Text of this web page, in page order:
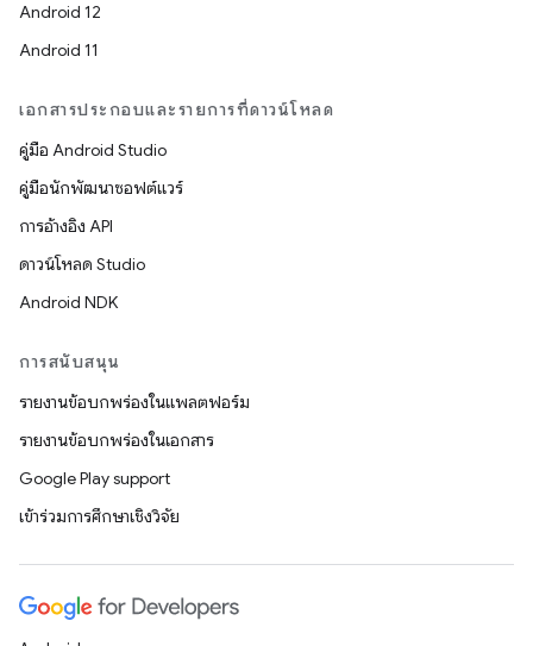
Android 12
Android 11
เอกสารประกอบและรายการที่ดาวน์โหลด
คู่มือ Android Studio
คู่มือนักพัฒนาซอฟต์แวร์
การอ้างอิง API
ดาวน์โหลด Studio
Android NDK
การสนับสนุน
รายงานข้อบกพร่องในแพลตฟอร์ม
รายงานข้อบกพร่องในเอกสาร
Google Play support
เข้าร่วมการศึกษาเชิงวิจัย